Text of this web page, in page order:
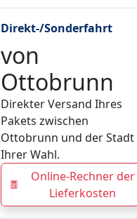
Direkt-/Sonderfahrt
von
Ottobrunn
Direkter Versand Ihres
Pakets zwischen
Ottobrunn und der Stadt
Ihrer Wahl.
Online-Rechner der
Lieferkosten